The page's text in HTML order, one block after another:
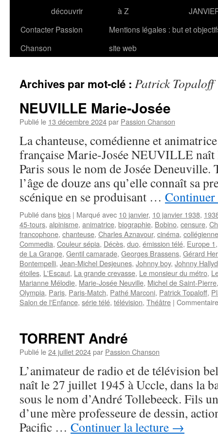
découvrir
à Z
Contacter Passion
Chanson
Mentions légales : but et
site web
Archives par mot-clé : Patrick Topaloff
NEUVILLE Marie-Josée
Publié le 13 décembre 2024par Passion Chanson
La chanteuse, comédienne et
française Marie-Josée NEUVILLE naît
Paris sous le nom de Josée Deneuville.
l’âge de douze ans qu’elle connaît sa
scénique en se produisant …
Publié dansbios | Marqué avec 10 janvier, 10 janvier 1938,
45-tours, alpinisme, animatrice, biographie, Bobino, censure,
francophone, chanteuse, Charles Aznavour, cinéma,
Commedia, Couleur sépia, Décès, duo, émission télé, Europe 1
de La Grange, Gentil camarade, Georges Brassens, Gérard
Bontempelli, Jean-Michel Desjeunes, Johnny boy, Johnny
étoiles, L'Escaut, La grande crevasse, Le monsieur du métro,
Marianne Mélodie, Marie-Josée Neuville, Michel de Saint-Pierre
Olympia, Paris, Paris-Match, Pathé Marconi, Patrick Topaloff,
Salon de l'Enfance, série télé, télévision, Théâtre |
TORRENT André
Publié le24 juillet 2024par Passion Chanson
L’animateur de radio et de télévision
naît le 27 juillet 1945 à Uccle, dans la
sous le nom d’André Tollebeeck. Fils
d’une mère professeure de dessin,
Pacific … Continuer la lecture →